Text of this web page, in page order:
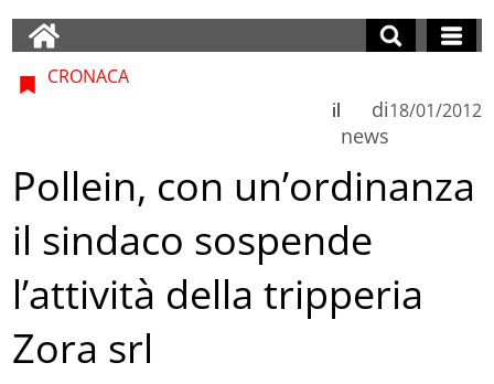
CRONACA
di
news
il 18/01/2012
Pollein, con un’ordinanza
il sindaco sospende
l’attività della tripperia
Zora srl